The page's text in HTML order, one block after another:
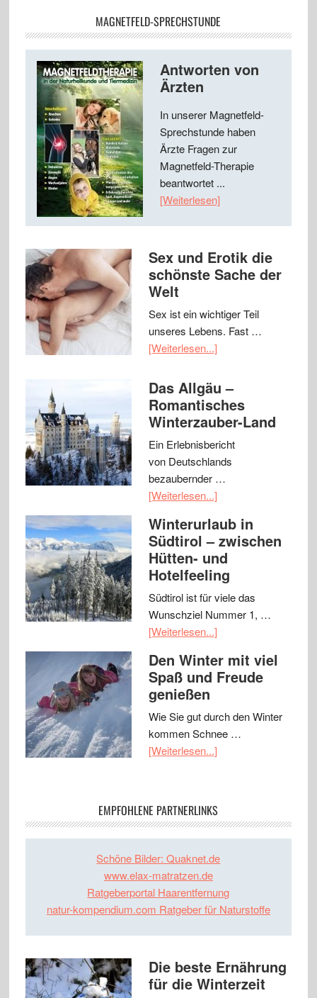
MAGNETFELD-SPRECHSTUNDE
Antworten von
Ärzten
In unserer Magnetfeld-
Sprechstunde haben
Ärzte Fragen zur
Magnetfeld-Therapie
beantwortet ...
[Weiterlesen]
Sex und Erotik die
schönste Sache der
Welt
Sex ist ein wichtiger Teil
unseres Lebens. Fast …
[Weiterlesen...]
Das Allgäu –
Romantisches
Winterzauber-Land
Ein Erlebnisbericht
von Deutschlands
bezaubernder …
[Weiterlesen...]
Winterurlaub in
Südtirol – zwischen
Hütten- und
Hotelfeeling
Südtirol ist für viele das
Wunschziel Nummer 1, …
[Weiterlesen...]
Den Winter mit viel
Spaß und Freude
genießen
Wie Sie gut durch den Winter
kommen Schnee …
[Weiterlesen...]
EMPFOHLENE PARTNERLINKS
Schöne Bilder: Quaknet.de
www.elax-matratzen.de
Ratgeberportal Haarentfernung
natur-kompendium.com Ratgeber für Naturstoffe
Die beste Ernährung
für die Winterzeit